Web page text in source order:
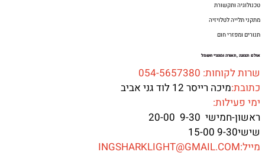
טכנולוגיה ותקשורת
מתקני תלייה לטלויזיה
תנורים ומפזרי חום
אולם תצוגה ,תאורה ומוצרי חשמל
שרות לקוחות: 054-5657380
כתובת:מיכה רייסר 12 לוד גני אביב
ימי פעילות:
ראשון-חמישי 9-30 20-00
שישי9-30 15-00
מייל:INGSHARKLIGHT@GMAIL.COM